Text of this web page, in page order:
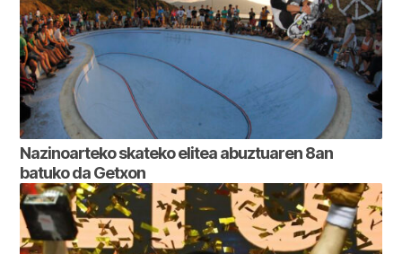
Nazinoarteko skateko elitea abuztuaren 8an
batuko da Getxon